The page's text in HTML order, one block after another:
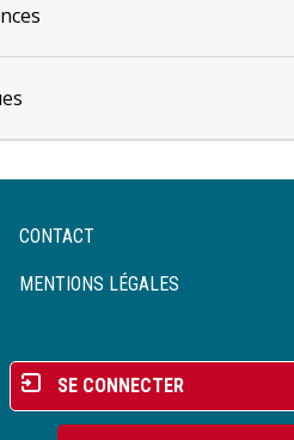
Menu
de
CONTACT
MENTIONS LÉGALES
Menu
du
compte
SE CONNECTER